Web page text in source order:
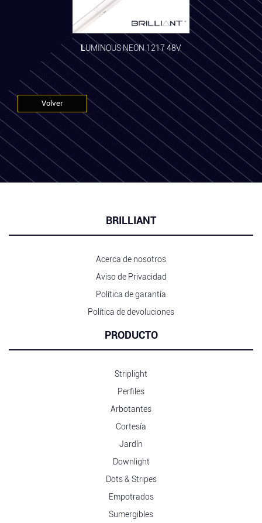
LUMINOUS NEON 1217 48V
Volver
BRILLIANT
Acerca de nosotros
Aviso de Privacidad
Política de garantía
Política de devoluciones
PRODUCTO
Striplight
Perfiles
Arbotantes
Cortesía
Jardín
Downlight
Dots & Stripes
Empotrados
Sumergibles